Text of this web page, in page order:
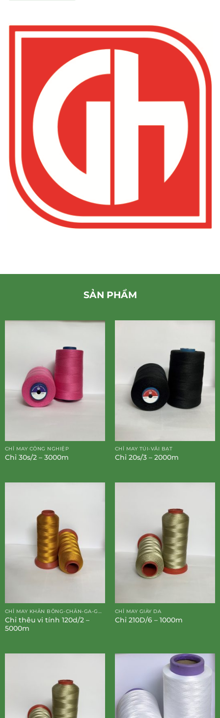
SẢN PHẨM
CHỈ MAY CÔNG NGHIỆP
Chỉ 30s/2 – 3000m
CHỈ MAY TÚI-VẢI BẠT
Chỉ 20s/3 – 2000m
CHỈ MAY KHĂN BÔNG-CHĂN-GA-GỐI-ĐỆM
Chỉ thêu vi tính 120d/2 –
5000m
CHỈ MAY GIÀY DA
Chỉ 210D/6 – 1000m